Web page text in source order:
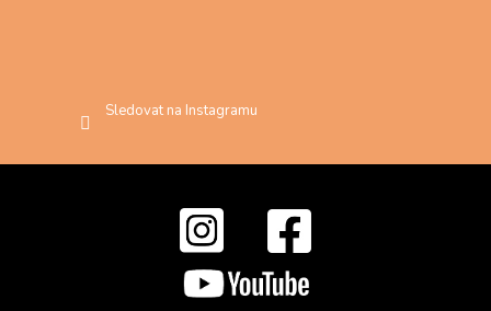
Sledovat na Instagramu